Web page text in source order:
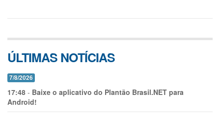
ÚLTIMAS NOTÍCIAS
7/8/2026
17:48 - Baixe o aplicativo do Plantão Brasil.NET para
Android!